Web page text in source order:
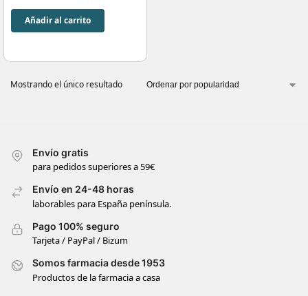
Añadir al carrito
Mostrando el único resultado
Envío gratis
para pedidos superiores a 59€
Envío en 24-48 horas
laborables para España península.
Pago 100% seguro
Tarjeta / PayPal / Bizum
Somos farmacia desde 1953
Productos de la farmacia a casa